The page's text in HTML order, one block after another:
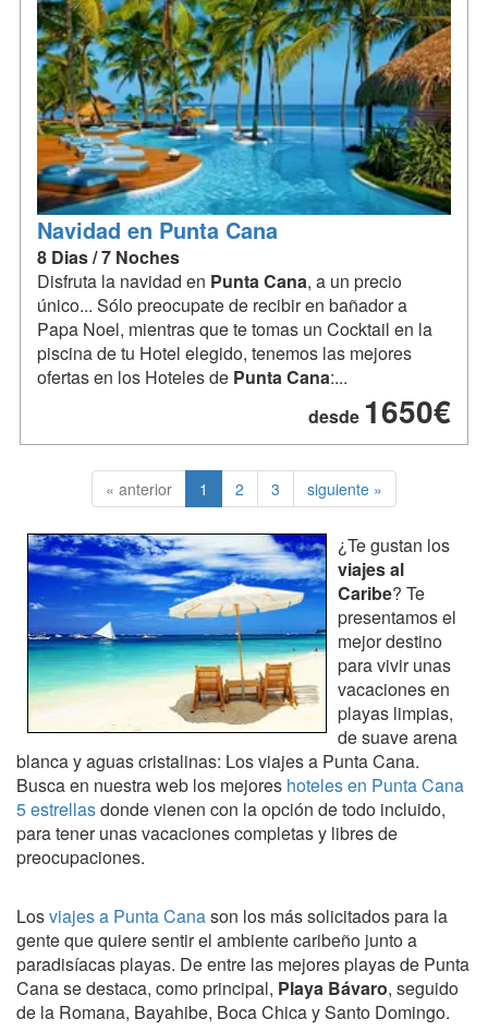
Navidad en Punta Cana
8 Dias / 7 Noches
Disfruta la navidad en PuntaCana, a un precio
único... Sólo preocupate de recibir en bañador a
Papa Noel, mientras que te tomas un Cocktail en la
piscina de tu Hotel elegido, tenemos las mejores
ofertas en los Hoteles de PuntaCana:...
desde 1650€
« anterior 1 2 3 siguiente »
¿Te gustan los
viajes al
Caribe? Te
presentamos el
mejor destino
para vivir unas
vacaciones en
playas limpias,
de suave arena
blanca y aguas cristalinas: Los viajes a Punta Cana.
Busca en nuestra web los mejores hoteles en Punta Cana
5 estrellasdonde vienen con la opción de todo incluido,
para tener unas vacaciones completas y libres de
preocupaciones.
Losviajes a Punta Canason los más solicitados para la
gente que quiere sentir el ambiente caribeño junto a
paradisíacas playas. De entre las mejores playas de Punta
Cana se destaca, como principal, Playa Bávaro, seguido
de la Romana, Bayahibe, Boca Chica y Santo Domingo.